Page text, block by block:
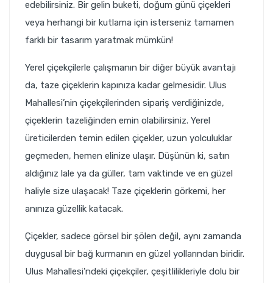
edebilirsiniz. Bir gelin buketi, doğum günü çiçekleri
veya herhangi bir kutlama için isterseniz tamamen
farklı bir tasarım yaratmak mümkün!
Yerel çiçekçilerle çalışmanın bir diğer büyük avantajı
da, taze çiçeklerin kapınıza kadar gelmesidir. Ulus
Mahallesi’nin çiçekçilerinden sipariş verdiğinizde,
çiçeklerin tazeliğinden emin olabilirsiniz. Yerel
üreticilerden temin edilen çiçekler, uzun yolculuklar
geçmeden, hemen elinize ulaşır. Düşünün ki, satın
aldığınız lale ya da güller, tam vaktinde ve en güzel
haliyle size ulaşacak! Taze çiçeklerin görkemi, her
anınıza güzellik katacak.
Çiçekler, sadece görsel bir şölen değil, aynı zamanda
duygusal bir bağ kurmanın en güzel yollarından biridir.
Ulus Mahallesi'ndeki çiçekçiler, çeşitlilikleriyle dolu bir